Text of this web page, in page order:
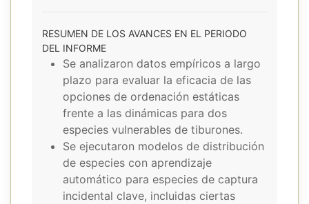
RESUMEN DE LOS AVANCES EN EL PERIODO
DEL INFORME
Se analizaron datos empíricos a largo
plazo para evaluar la eficacia de las
opciones de ordenación estáticas
frente a las dinámicas para dos
especies vulnerables de tiburones.
Se ejecutaron modelos de distribución
de especies con aprendizaje
automático para especies de captura
incidental clave, incluidas ciertas